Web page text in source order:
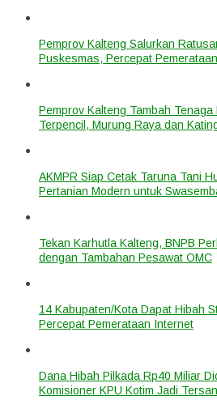
Pemprov Kalteng Salurkan
Puskesmas, Percepat
Pemprov Kalteng Tambah
Terpencil, Murung Raya dan
AKMPR Siap Cetak Taruna Tani
Pertanian Modern untuk
Tekan Karhutla Kalteng, BNPB
dengan Tambahan Pesawat OMC
14 Kabupaten/Kota Dapat Hibah
Percepat Pemerataan Internet
Dana Hibah Pilkada Rp40 Miliar
Komisioner KPU Kotim Jadi